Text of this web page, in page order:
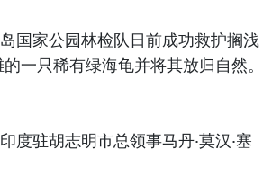
国家公园林检队日前成功救护搁浅
一只稀有绿海龟并将其放归自然。
度驻胡志明市总领事马丹·莫汉·塞